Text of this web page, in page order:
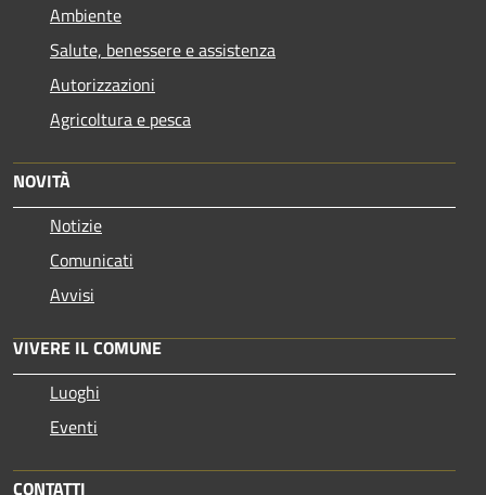
Ambiente
Salute, benessere e assistenza
Autorizzazioni
Agricoltura e pesca
NOVITÀ
Notizie
Comunicati
Avvisi
VIVERE IL COMUNE
Luoghi
Eventi
CONTATTI